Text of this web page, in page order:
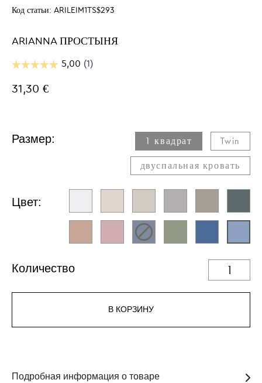
Код статьи: ARILEIM1TS$293
ARIANNA ПРОСТЫНЯ
31,30 €
Размер: 1 квадрат
Twin​
двуспальная кровать
Цвет:
Количество
В КОРЗИНУ
Подробная информация о товаре